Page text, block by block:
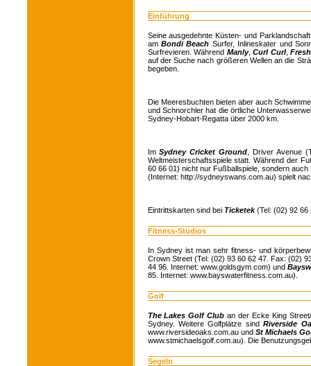
Einführung
Seine ausgedehnte Küsten- und
am Bondi Beach Surfer, Inlineskater und
Surfrevieren. Während Manly,Curl Curl,
auf der Suche nach größeren Wellen an die
begeben.
Die Meeresbuchten bieten aber auch
und Schnorchler hat die örtliche
Sydney-Hobart-Regatta über 2000 km.
ImSydney Cricket Ground , Driver Avenue
Weltmeisterschaftsspiele statt. Während der
60 66 01) nicht nur Fußballspiele, sondern
(Internet: http://sydneyswans.com.au) spielt
Eintrittskarten sind bei Ticketek(Tel: (02) 92 66
Fitness-Studios
In Sydney ist man sehr fitness- und
Crown Street (Tel: (02) 93 60 62 47. Fax: (02)
44 96. Internet: www.goldsgym.com) und
85. Internet: www.bayswaterfitness.com.au).
Golf
The Lakes Golf Cluban der Ecke King
Sydney. Weitere Golfplätze sindRiverside
www.riversideoaks.com.au und St Michaels
www.stmichaelsgolf.com.au). Die
Segeln